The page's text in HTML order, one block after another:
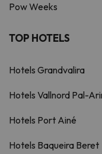
Pow Weeks
TOP HOTELS
Hotels Grandvalira
Hotels Vallnord Pal-
Hotels Port Ainé
Hotels Baqueira Beret